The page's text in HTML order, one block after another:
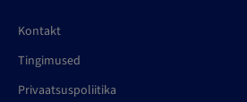
Kontakt
Tingimused
Privaatsuspoliitika